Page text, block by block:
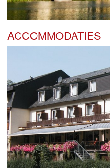
ACCOMMODATIES